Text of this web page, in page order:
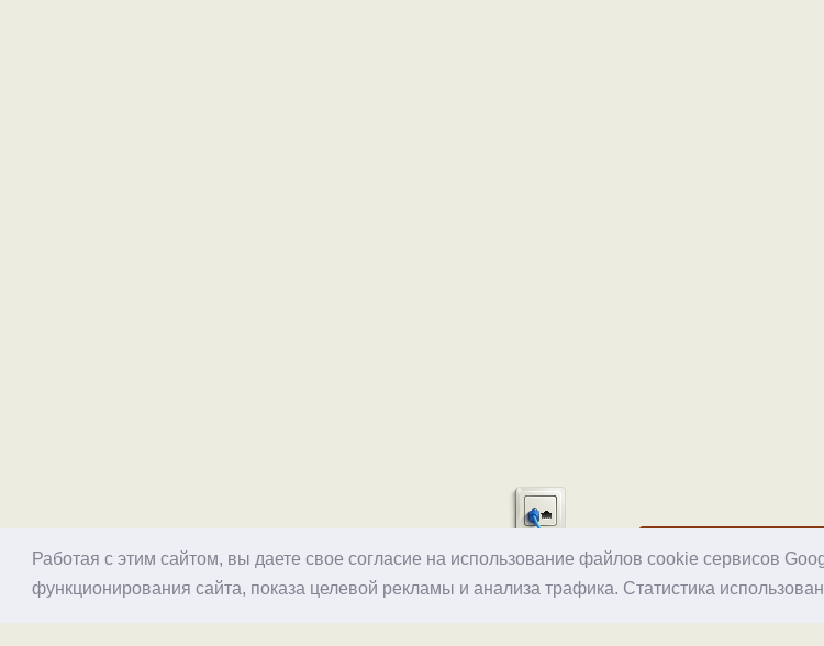
Работая с этим сайтом, вы даете свое согласие на использование файлов cookie сервисов
функционирования сайта, показа целевой рекламы и анализа трафика. Статистика
© 1998–2026 Alex Exler